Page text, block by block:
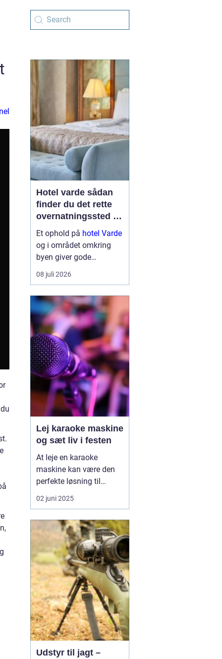
Hotel varde sådan
finder du det rette
overnatningssted i
området
Et ophold på hotel Varde
og i området omkring
byen giver gode
muligheder for både
natur, kultur og
Mange gæster kommer
til området for at
kombinere en rolig base
med kor...
08 juli 2026
Lej karaoke maskine
og sæt liv i festen
At leje en karaoke
maskine kan være den
perfekte løsning til
enhver fest eller
sammenkomst på
er en fødselsdag, et
firmaevent eller en
casual get-together,
bringer karaoke magi og
minder, der va...
02 juni 2025
Udstyr til jagt –